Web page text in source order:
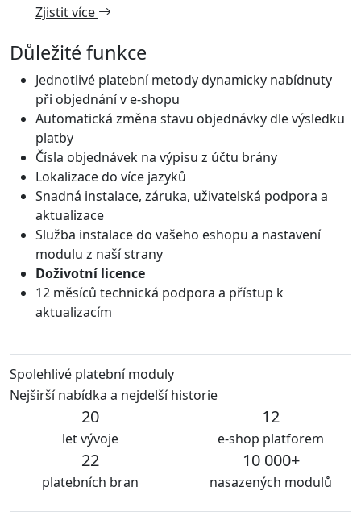
Zjistit více
Důležité funkce
Jednotlivé platební metody dynamicky nabídnuty
při objednání v e-shopu
Automatická změna stavu objednávky dle výsledku
platby
Čísla objednávek na výpisu z účtu brány
Lokalizace do více jazyků
Snadná instalace, záruka, uživatelská podpora a
aktualizace
Služba instalace do vašeho eshopu a nastavení
modulu z naší strany
Doživotní licence
12 měsíců technická podpora a přístup k
aktualizacím
Spolehlivé platební moduly
Nejširší nabídka a nejdelší historie
20
let vývoje
12
e-shop platforem
22
platebních bran
10 000+
nasazených modulů